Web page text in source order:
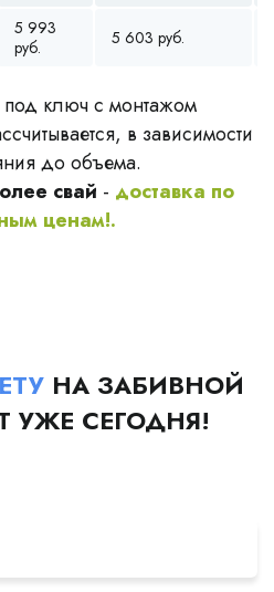
5 993
руб.
5 603 руб.
ключ с монтажом
в зависимости
до объема.
свай - доставка по
ценам!.
НА ЗАБИВНОЙ
УЖЕ СЕГОДНЯ!